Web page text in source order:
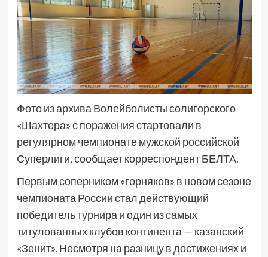
Фото из архива Волейболисты солигорского
«Шахтера» с поражения стартовали в
регулярном чемпионате мужской российской
Суперлиги, сообщает корреспондент БЕЛТА.
Первым соперником «горняков» в новом сезоне
чемпионата России стал действующий
победитель турнира и один из самых
титулованных клубов континента — казанский
«Зенит». Несмотря на разницу в достижениях и